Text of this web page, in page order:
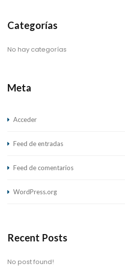
Categorías
No hay categorías
Meta
Acceder
Feed de entradas
Feed de comentarios
WordPress.org
Recent Posts
No post found!